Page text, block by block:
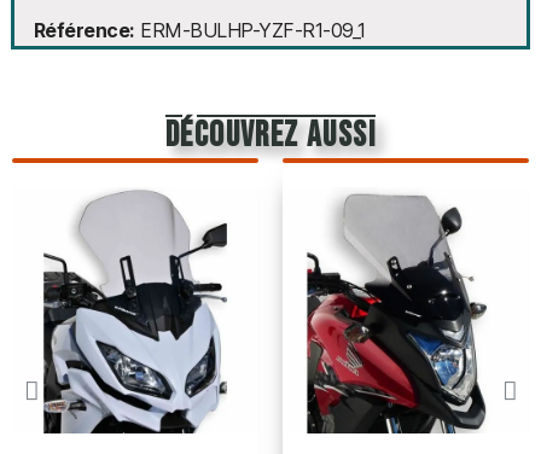
Référence ERM-BULHP-YZF-R1-09_1
découvrez aussi